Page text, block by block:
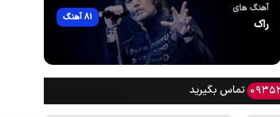
آهنگ های
راک 81 آهنگ
تماس بگیرید